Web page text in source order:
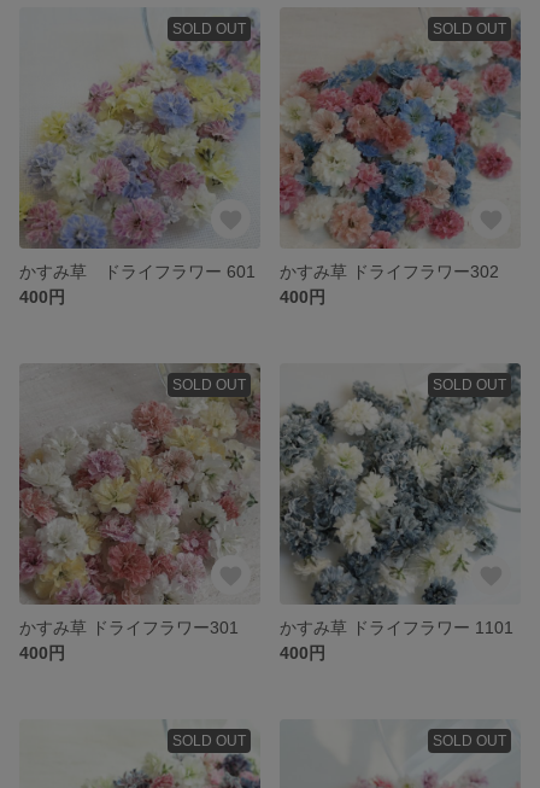
SOLD OUT
かすみ草 ドライフラワー 601
400円
SOLD OUT
かすみ草 ドライフラワー302
400円
SOLD OUT
かすみ草 ドライフラワー301
400円
SOLD OUT
かすみ草 ドライフラワー 1101
400円
SOLD OUT SOLD OUT